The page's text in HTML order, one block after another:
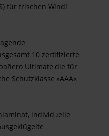
für frischen Wind!
10 zertifizierte
Ultimate die für
Schutzklasse »AAA«
individuelle